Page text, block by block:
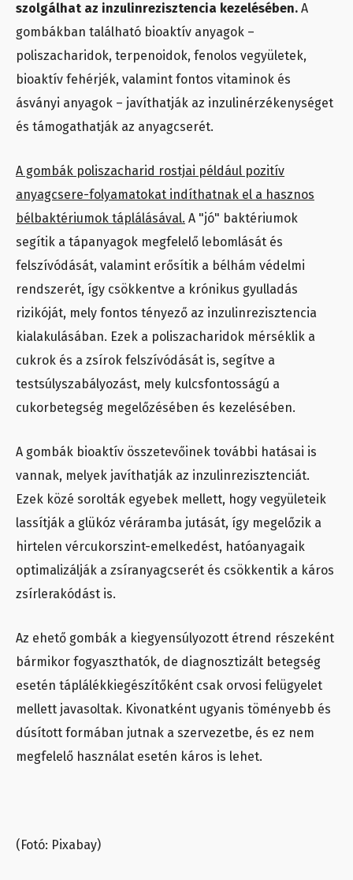
szolgálhat az inzulinrezisztencia kezelésében. A
gombákban található bioaktív anyagok –
poliszacharidok, terpenoidok, fenolos vegyületek,
bioaktív fehérjék, valamint fontos vitaminok és
ásványi anyagok – javíthatják az inzulinérzékenységet
és támogathatják az anyagcserét.
A gombák poliszacharid rostjai például pozitív
anyagcsere-folyamatokat indíthatnak el a hasznos
bélbaktériumok táplálásával. A "jó" baktériumok
segítik a tápanyagok megfelelő lebomlását és
felszívódását, valamint erősítik a bélhám védelmi
rendszerét, így csökkentve a krónikus gyulladás
rizikóját, mely fontos tényező az inzulinrezisztencia
kialakulásában. Ezek a poliszacharidok mérséklik a
cukrok és a zsírok felszívódását is, segítve a
testsúlyszabályozást, mely kulcsfontosságú a
cukorbetegség megelőzésében és kezelésében.
A gombák bioaktív összetevőinek további hatásai is
vannak, melyek javíthatják az inzulinrezisztenciát.
Ezek közé sorolták egyebek mellett, hogy vegyületeik
lassítják a glükóz véráramba jutását, így megelőzik a
hirtelen vércukorszint-emelkedést, hatóanyagaik
optimalizálják a zsíranyagcserét és csökkentik a káros
zsírlerakódást is.
Az ehető gombák a kiegyensúlyozott étrend részeként
bármikor fogyaszthatók, de diagnosztizált betegség
esetén táplálékkiegészítőként csak orvosi felügyelet
mellett javasoltak. Kivonatként ugyanis töményebb és
dúsított formában jutnak a szervezetbe, és ez nem
megfelelő használat esetén káros is lehet.
(Fotó: Pixabay)